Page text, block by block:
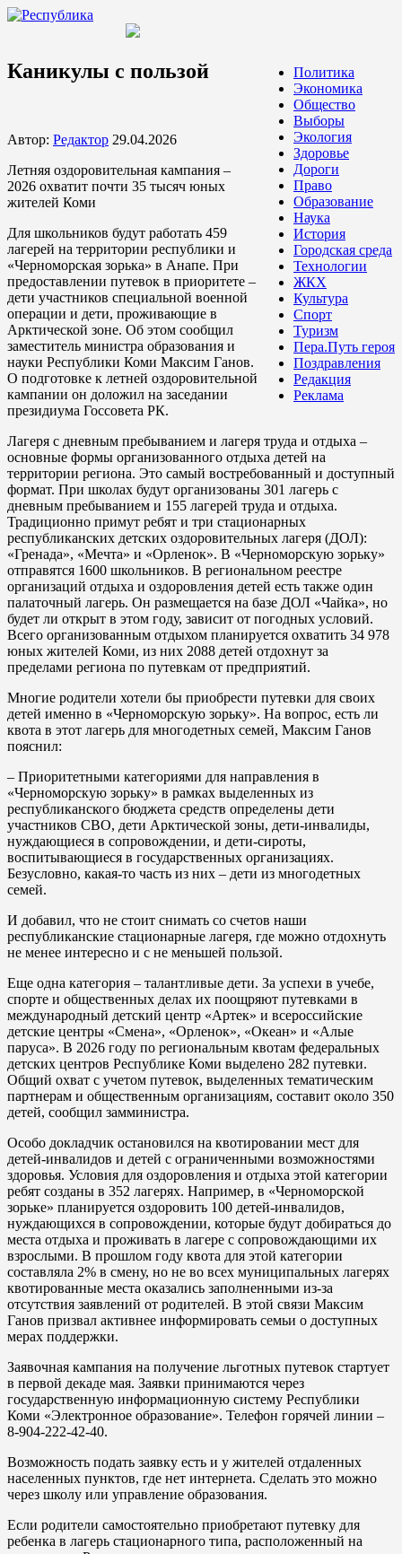
Политика
Экономика
Общество
Выборы
Экология
Здоровье
Дороги
Право
Образование
Наука
История
Городская среда
Технологии
ЖКХ
Культура
Спорт
Туризм
Пера.Путь героя
Поздравления
Редакция
Реклама
Каникулы с пользой
Автор: Редактор 29.04.2026
Летняя оздоровительная кампания –
2026 охватит почти 35 тысяч юных
жителей Коми
Для школьников будут работать 459
лагерей на территории республики и
«Черноморская зорька» в Анапе. При
предоставлении путевок в приоритете –
дети участников специальной военной
операции и дети, проживающие в
Арктической зоне. Об этом сообщил
заместитель министра образования и
науки Республики Коми Максим Ганов.
О подготовке к летней оздоровительной
кампании он доложил на заседании
президиума Госсовета РК.
Лагеря с дневным пребыванием и лагеря труда и отдыха –
основные формы организованного отдыха детей на
территории региона. Это самый востребованный и доступный
формат. При школах будут организованы 301 лагерь с
дневным пребыванием и 155 лагерей труда и отдыха.
Традиционно примут ребят и три стационарных
республиканских детских оздоровительных лагеря (ДОЛ):
«Гренада», «Мечта» и «Орленок». В «Черноморскую зорьку»
отправятся 1600 школьников. В региональном реестре
организаций отдыха и оздоровления детей есть также один
палаточный лагерь. Он размещается на базе ДОЛ «Чайка», но
будет ли открыт в этом году, зависит от погодных условий.
Всего организованным отдыхом планируется охватить 34 978
юных жителей Коми, из них 2088 детей отдохнут за
пределами региона по путевкам от предприятий.
Многие родители хотели бы приобрести путевки для своих
детей именно в «Черноморскую зорьку». На вопрос, есть ли
квота в этот лагерь для многодетных семей, Максим Ганов
пояснил:
– Приоритетными категориями для направления в
«Черноморскую зорьку» в рамках выделенных из
республиканского бюджета средств определены дети
участников СВО, дети Арктической зоны, дети-инвалиды,
нуждающиеся в сопровождении, и дети-сироты,
воспитывающиеся в государственных организациях.
Безусловно, какая-то часть из них – дети из многодетных
семей.
И добавил, что не стоит снимать со счетов наши
республиканские стационарные лагеря, где можно отдохнуть
не менее интересно и с не меньшей пользой.
Еще одна категория – талантливые дети. За успехи в учебе,
спорте и общественных делах их поощряют путевками в
международный детский центр «Артек» и всероссийские
детские центры «Смена», «Орленок», «Океан» и «Алые
паруса». В 2026 году по региональным квотам федеральных
детских центров Республике Коми выделено 282 путевки.
Общий охват с учетом путевок, выделенных тематическим
партнерам и общественным организациям, составит около 350
детей, сообщил замминистра.
Особо докладчик остановился на квотировании мест для
детей-инвалидов и детей с ограниченными возможностями
здоровья. Условия для оздоровления и отдыха этой категории
ребят созданы в 352 лагерях. Например, в «Черноморской
зорьке» планируется оздоровить 100 детей-инвалидов,
нуждающихся в сопровождении, которые будут добираться до
места отдыха и проживать в лагере с сопровождающими их
взрослыми. В прошлом году квота для этой категории
составляла 2% в смену, но не во всех муниципальных лагерях
квотированные места оказались заполненными из-за
отсутствия заявлений от родителей. В этой связи Максим
Ганов призвал активнее информировать семьи о доступных
мерах поддержки.
Заявочная кампания на получение льготных путевок стартует
в первой декаде мая. Заявки принимаются через
государственную информационную систему Республики
Коми «Электронное образование». Телефон горячей линии –
8-904-222-42-40.
Возможность подать заявку есть и у жителей отдаленных
населенных пунктов, где нет интернета. Сделать это можно
через школу или управление образования.
Если родители самостоятельно приобретают путевку для
ребенка в лагерь стационарного типа, расположенный на